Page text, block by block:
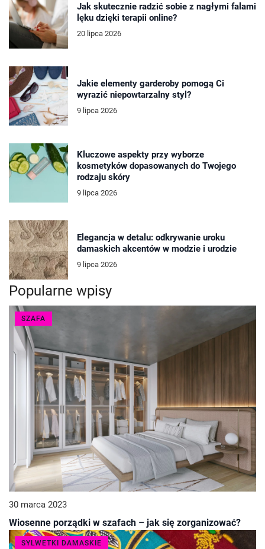
Jak skutecznie radzić sobie z nagłymi falami
lęku dzięki terapii online?
20 lipca 2026
Jakie elementy garderoby pomogą Ci
wyrazić niepowtarzalny styl?
9 lipca 2026
Kluczowe aspekty przy wyborze
kosmetyków dopasowanych do Twojego
rodzaju skóry
9 lipca 2026
Elegancja w detalu: odkrywanie uroku
damaskich akcentów w modzie i urodzie
9 lipca 2026
Popularne wpisy
SZAFA
30 marca 2023
Wiosenne porządki w szafach – jak się zorganizować?
SYLWETKI DAMASKIE